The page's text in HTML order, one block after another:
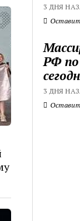
3 ДНЯ
РФ по
3 ДНЯ